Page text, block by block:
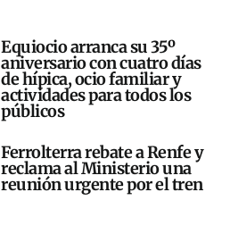
Equiocio arranca su 35º
aniversario con cuatro días
de hípica, ocio familiar y
actividades para todos los
públicos
Ferrolterra rebate a Renfe y
reclama al Ministerio una
reunión urgente por el tren